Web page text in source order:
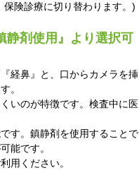
険診療に切り替わります。)
静剤使用』より選択可
経鼻』と、口からカメラを挿
。
いのが特徴です。検査中に医
す。鎮静剤を使用することで
能です。
用ください。